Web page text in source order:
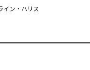
イン・ハリス